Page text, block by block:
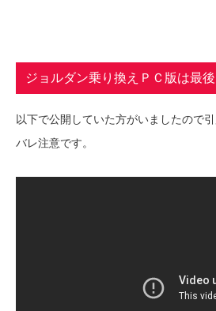
ジョルダン乗り換えＰＣ版は最
以下で公開していた方がいましたので
バレ注意です。